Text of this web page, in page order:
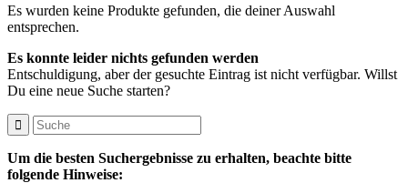
Es wurden keine Produkte gefunden, die deiner Auswahl
entsprechen.
Es konnte leider nichts gefunden werden
Entschuldigung, aber der gesuchte Eintrag ist nicht verfügbar. Willst
Du eine neue Suche starten?
Um die besten Suchergebnisse zu erhalten, beachte bitte
folgende Hinweise: